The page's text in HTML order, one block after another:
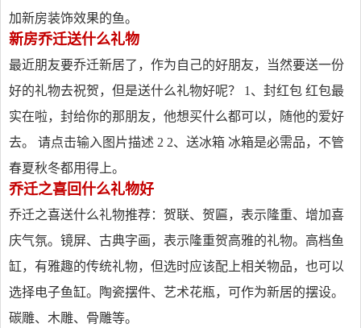
加新房装饰效果的鱼。
新房乔迁送什么礼物
最近朋友要乔迁新居了，作为自己的好朋友，当然要送一份
好的礼物去祝贺，但是送什么礼物好呢？ 1、封红包 红包最
实在啦，封给你的那朋友，他想买什么都可以，随他的爱好
去。 请点击输入图片描述 2 2、送冰箱 冰箱是必需品，不管
春夏秋冬都用得上。
乔迁之喜回什么礼物好
乔迁之喜送什么礼物推荐：贺联、贺匾，表示隆重、增加喜
庆气氛。镜屏、古典字画，表示隆重贺高雅的礼物。高档鱼
缸，有雅趣的传统礼物，但选时应该配上相关物品，也可以
选择电子鱼缸。陶瓷摆件、艺术花瓶，可作为新居的摆设。
碳雕、木雕、骨雕等。